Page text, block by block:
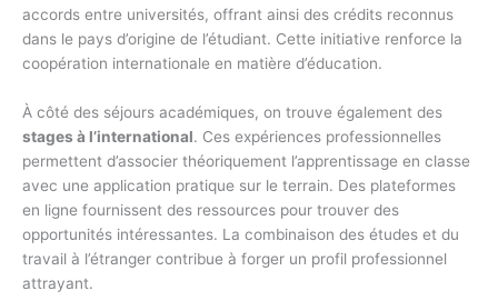
accords entre universités, offrant ainsi des crédits reconnus
dans le pays d’origine de l’étudiant. Cette initiative renforce la
coopération internationale en matière d’éducation.
À côté des séjours académiques, on trouve également des
stages à l’international. Ces expériences professionnelles
permettent d’associer théoriquement l’apprentissage en classe
avec une application pratique sur le terrain. Des plateformes
en ligne fournissent des ressources pour trouver des
opportunités intéressantes. La combinaison des études et du
travail à l’étranger contribue à forger un profil professionnel
attrayant.